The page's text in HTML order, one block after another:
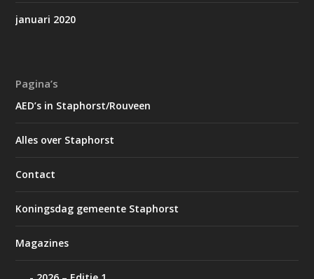
januari 2020
Pagina’s
AED’s in Staphorst/Rouveen
Alles over Staphorst
Contact
Koningsdag gemeente Staphorst
Magazines